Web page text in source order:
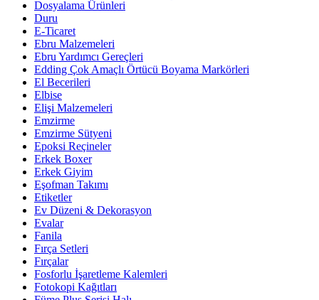
Dosyalama Ürünleri
Duru
E-Ticaret
Ebru Malzemeleri
Ebru Yardımcı Gereçleri
Edding Çok Amaçlı Örtücü Boyama Markörleri
El Becerileri
Elbise
Elişi Malzemeleri
Emzirme
Emzirme Sütyeni
Epoksi Reçineler
Erkek Boxer
Erkek Giyim
Eşofman Takımı
Etiketler
Ev Düzeni & Dekorasyon
Evalar
Fanila
Fırça Setleri
Fırçalar
Fosforlu İşaretleme Kalemleri
Fotokopi Kağıtları